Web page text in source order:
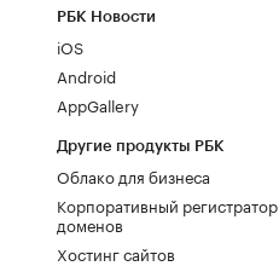
РБК Новости
iOS
Android
AppGallery
Другие продукты РБК
Облако для бизнеса
Корпоративный регистратор
доменов
Хостинг сайтов